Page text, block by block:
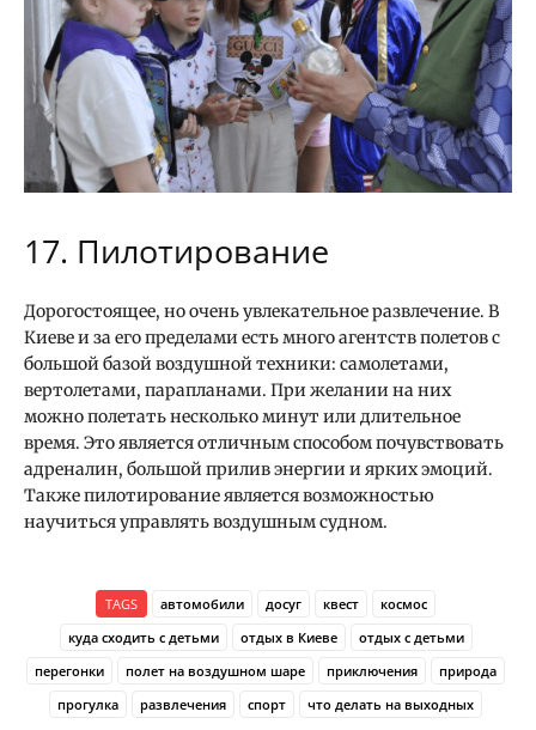
17. Пилотирование
Дорогостоящее, но очень увлекательное развлечение. В
Киеве и за его пределами есть много агентств полетов с
большой базой воздушной техники: самолетами,
вертолетами, парапланами. При желании на них
можно полетать несколько минут или длительное
время. Это является отличным способом почувствовать
адреналин, большой прилив энергии и ярких эмоций.
Также пилотирование является возможностью
научиться управлять воздушным судном.
TAGS автомобили досуг квест
космос
куда сходить с детьми
отдых в Киеве
отдых с детьми
перегонки
полет на воздушном шаре приключения
природа
прогулка
развлечения спорт что делать на выходных